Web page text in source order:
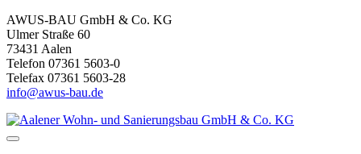
AWUS-BAU GmbH & Co. KG
Ulmer Straße 60
73431 Aalen
Telefon 07361 5603-0
Telefax 07361 5603-28
info@awus-bau.de